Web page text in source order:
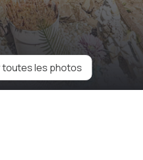
toutes les photos